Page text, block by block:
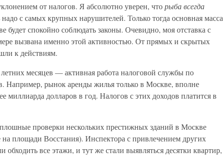
от налогов. Я абсолютно уверен, чторыба всегда
с самых крупных нарушителей. Только тогда основная масса
будет спокойно соблюдать законы. Очевидно, моя отставка с
вызвана именно этой активностью. От прямых и скрытых
к действиям.
месяцев — активная работа налоговой службы по
Например, рынок аренды жилья только в Москве, вполне
миллиарда долларов в год. Налогов с этих доходов платится в
проверки нескольких престижных зданий в Москве
площади Восстания). Инспектора с привлечением других
обходить все этажи, и тут же стали выявляться десятки квартир,